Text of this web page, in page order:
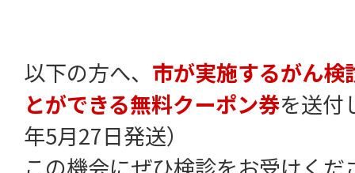
以下の方へ、 市が実施するがん
とができる無料クーポン券を送付
年5月27日発送）